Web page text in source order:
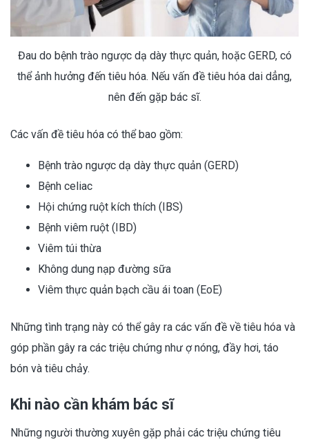
Đau do bệnh trào ngược dạ dày thực quản, hoặc GERD, có
thể ảnh hưởng đến tiêu hóa. Nếu vấn đề tiêu hóa dai dẳng,
nên đến gặp bác sĩ.
Các vấn đề tiêu hóa có thể bao gồm:
Bệnh trào ngược dạ dày thực quản (GERD)
Bệnh celiac
Hội chứng ruột kích thích (IBS)
Bệnh viêm ruột (IBD)
Viêm túi thừa
Không dung nạp đường sữa
Viêm thực quản bạch cầu ái toan (EoE)
Những tình trạng này có thể gây ra các vấn đề về tiêu hóa và
góp phần gây ra các triệu chứng như ợ nóng, đầy hơi, táo
bón và tiêu chảy.
Khi nào cần khám bác sĩ
Những người thường xuyên gặp phải các triệu chứng tiêu